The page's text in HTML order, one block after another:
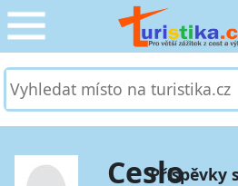
CESTOVÁNÍ
SLUŽBY & DOPRAVA ›
PRO TURISTY ›
CesloPříspěvky